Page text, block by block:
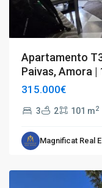
Apartamento
Paivas, Amora |
315.000€
3 2 101 m2
Magnificat Real
T2,